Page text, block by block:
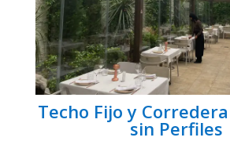
Techo Fijo y
sin Perfiles